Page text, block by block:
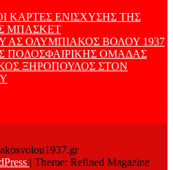
ΚΑΡΤΕΣ ΕΝΙΣΧΥΣΗΣ ΤΗΣ
ΜΠΑΣΚΕΤ
ΑΣ ΟΛΥΜΠΙΑΚΟΣ ΒΟΛΟΥ 1937
ΠΟΔΟΣΦΑΙΡΙΚΗΣ ΟΜΑΔΑΣ
ΞΗΡΟΠΟΥΛΟΣ ΣΤΟΝ
| Theme: Refined Magazine